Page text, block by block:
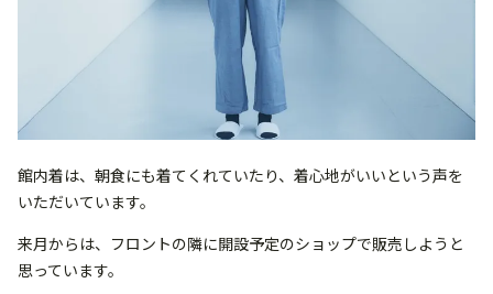
館内着は、朝食にも着てくれていたり、着心地がいいという声を
いただいています。
来月からは、フロントの隣に開設予定のショップで販売しようと
思っています。